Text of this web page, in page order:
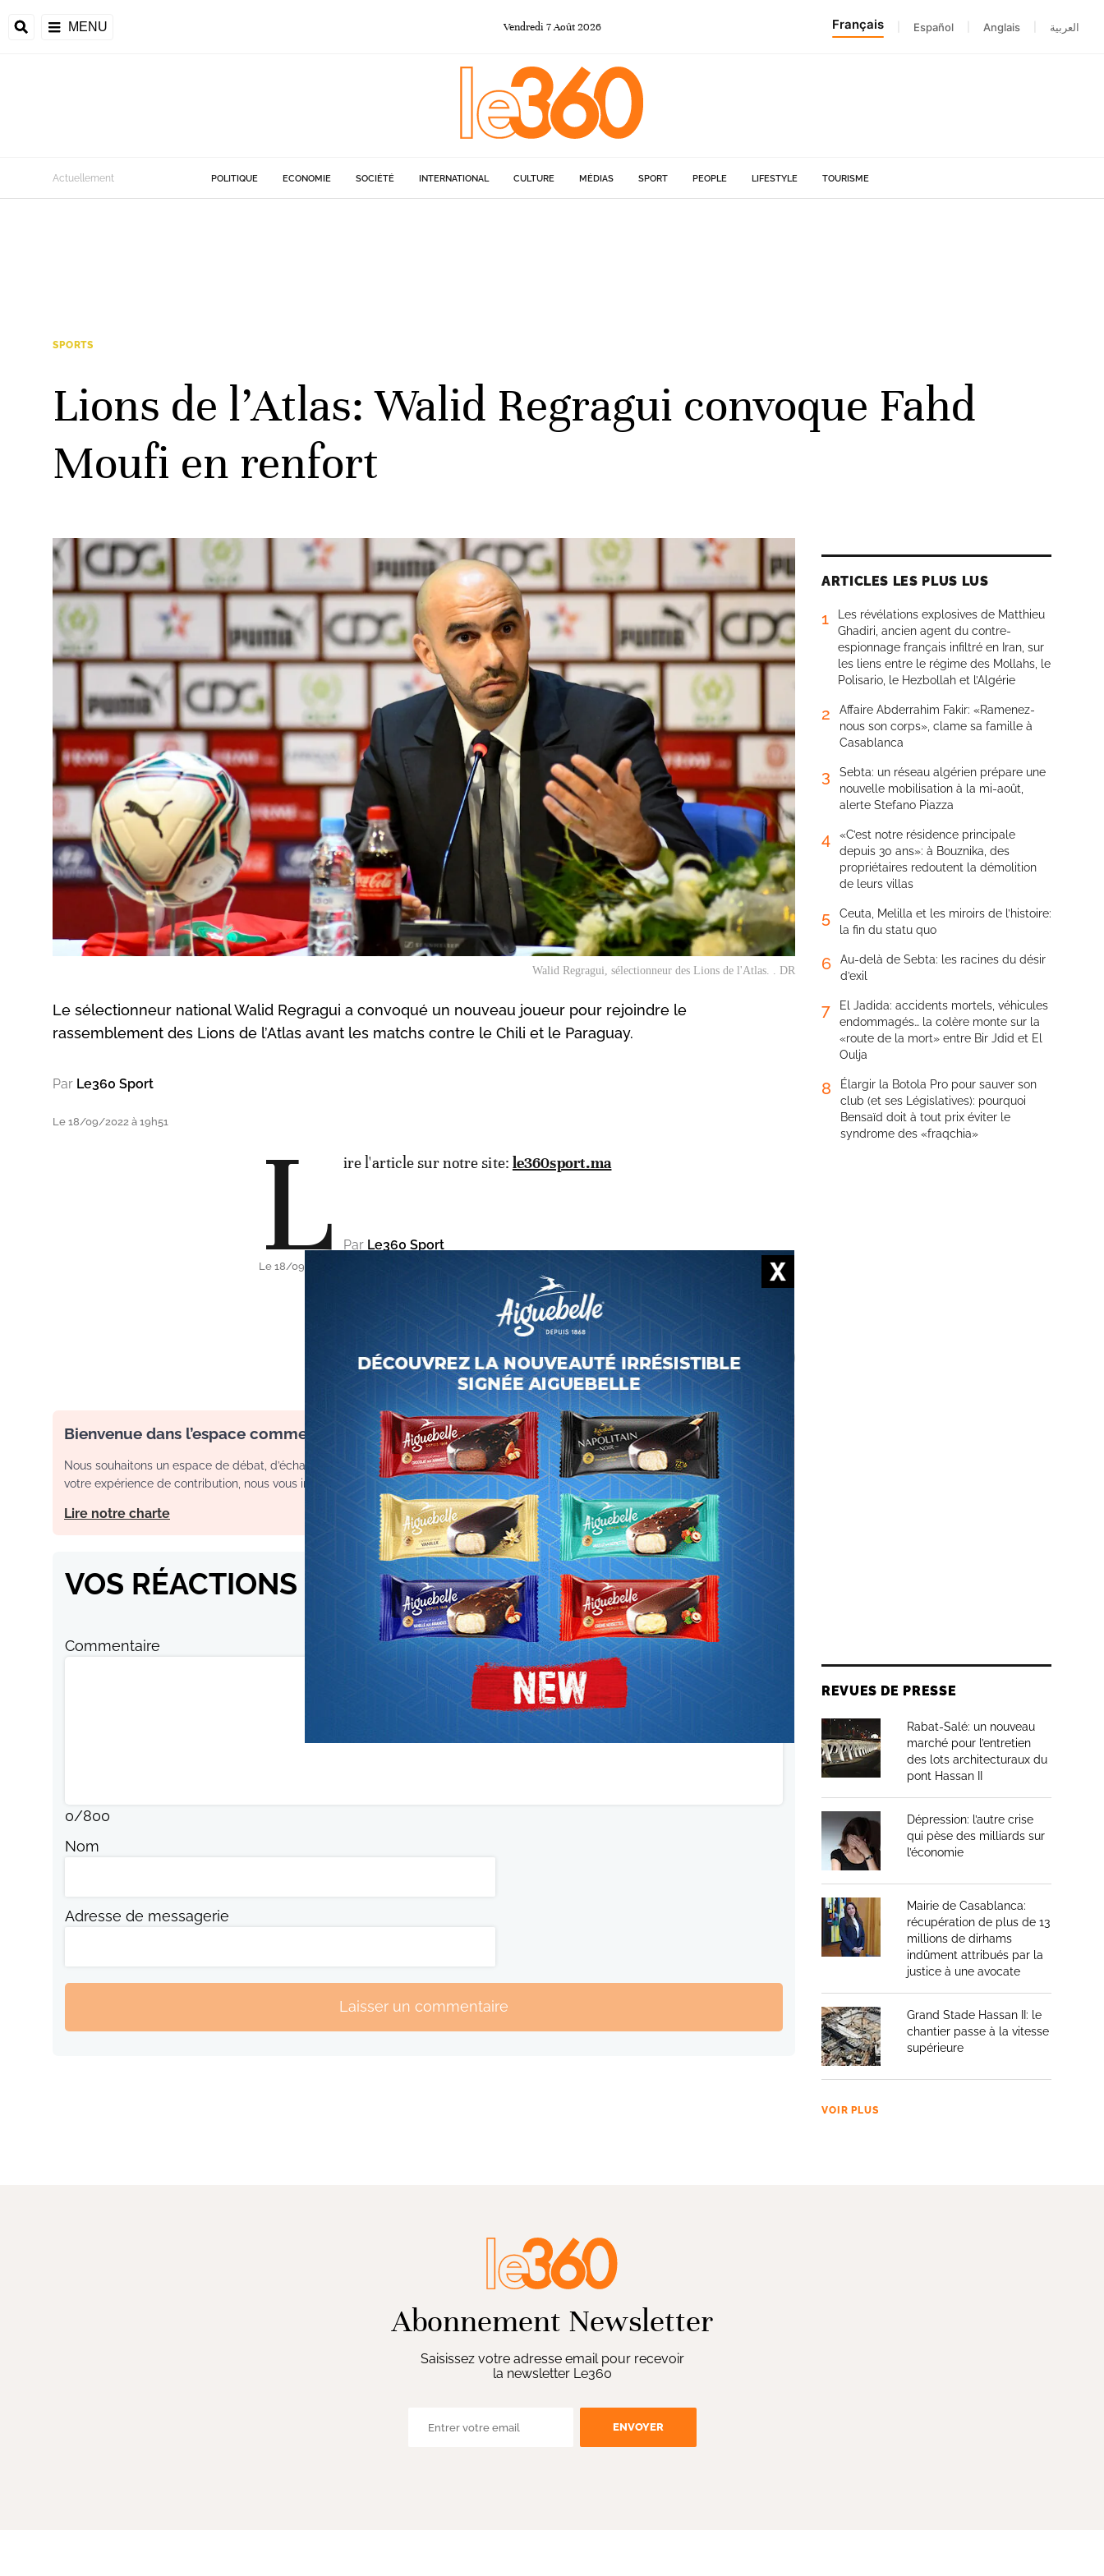
MENU Vendredi 7Août 2026 Français Español Anglais العربية
Actuellement POLITIQUE ECONOMIE SOCIÉTÉ INTERNATIONAL CULTURE MÉDIAS SPORT PEOPLE LIFESTYLE TOURISME
SPORTS
Lions de l’Atlas: Walid Regragui convoque Fahd
Moufi en renfort
Walid Regragui, sélectionneur des Lions de l'Atlas. . DR
Le sélectionneur national Walid Regragui a convoqué un nouveau joueur pour rejoindre le
rassemblement des Lions de l’Atlas avant les matchs contre le Chili et le Paraguay.
Par Le360 Sport
Le 18/09/2022 à 19h51 L ire l'article sur notre site: le360sport.ma
Par Le360 Sport
Le 18/09/2022 à 19h51
Bienvenue dans l’espace commentaire
Nous souhaitons un espace de débat, d’échange et de dialogue. Afin d'améliorer la qualité des échanges sous nos articles, ainsi que
votre expérience de contribution, nous vous invitons à consulter nos règles d’utilisation.
Lire notre charte
VOS RÉACTIONS
Commentaire
0/800
Nom
Adresse de messagerie
Laisser un commentaire
ARTICLES LES PLUS LUS
1
Les révélations explosives de Matthieu
Ghadiri, ancien agent du contre-
espionnage français infiltré en Iran, sur
les liens entre le régime des Mollahs, le
Polisario, le Hezbollah et l’Algérie
2
Affaire Abderrahim Fakir: «Ramenez-
nous son corps», clame sa famille à
Casablanca
3
Sebta: un réseau algérien prépare une
nouvelle mobilisation à la mi-août,
alerte Stefano Piazza
4
«C’est notre résidence principale
depuis 30 ans»: à Bouznika, des
propriétaires redoutent la démolition
de leurs villas
5
Ceuta, Melilla et les miroirs de l’histoire:
la fin du statu quo
6
Au-delà de Sebta: les racines du désir
d’exil
7
El Jadida: accidents mortels, véhicules
endommagés… la colère monte sur la
«route de la mort» entre Bir Jdid et El
Oulja
8
Élargir la Botola Pro pour sauver son
club (et ses Législatives): pourquoi
Bensaïd doit à tout prix éviter le
syndrome des «fraqchia»
REVUES DE PRESSE
Rabat-Salé: un nouveau
marché pour l’entretien
des lots architecturaux du
pont Hassan II
Dépression: l’autre crise
qui pèse des milliards sur
l’économie
Mairie de Casablanca:
récupération de plus de 13
millions de dirhams
indûment attribués par la
justice à une avocate
Grand Stade Hassan II: le
chantier passe à la vitesse
supérieure
VOIR PLUS
Abonnement Newsletter
Saisissez votre adresse email pour recevoir
la newsletter Le360
ENVOYER